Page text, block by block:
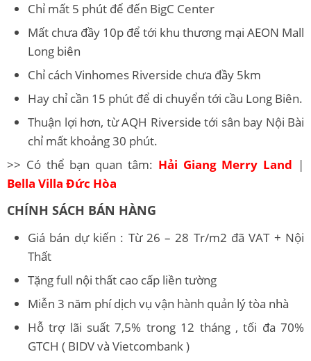
Chỉ mất 5 phút để đến BigC Center
Mất chưa đầy 10p để tới khu thương mại AEON Mall
Long biên
Chỉ cách Vinhomes Riverside chưa đầy 5km
Hay chỉ cần 15 phút để di chuyển tới cầu Long Biên.
Thuận lợi hơn, từ AQH Riverside tới sân bay Nội Bài
chỉ mất khoảng 30 phút.
>> Có thể bạn quan tâm: Hải Giang Merry Land |
Bella Villa Đức Hòa
CHÍNH SÁCH BÁN HÀNG
Giá bán dự kiến : Từ 26 – 28 Tr/m2 đã VAT + Nội
Thất
Tặng full nội thất cao cấp liền tường
Miễn 3 năm phí dịch vụ vận hành quản lý tòa nhà
Hỗ trợ lãi suất 7,5% trong 12 tháng , tối đa 70%
GTCH ( BIDV và Vietcombank )